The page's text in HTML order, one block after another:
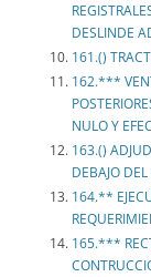
DESLINDE
161.()
162.***
NULO Y
163.()
DEBAJO
164.**
165.***